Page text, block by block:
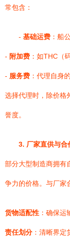
常包含：
- 基础运费 ：船
- 附加费 ：如THC（
- 服务费 ：代理自身
选择代理时，除价格
誉度。
3. 厂家直供与合
部分大型制造商拥有
争力的价格。与厂家
货物适配性 ：确保
责任划分 ：清晰界定